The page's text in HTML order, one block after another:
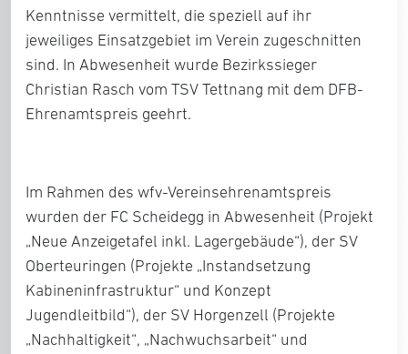
Kenntnisse vermittelt, die speziell auf ihr
jeweiliges Einsatzgebiet im Verein zugeschnitten
sind. In Abwesenheit wurde Bezirkssieger
Christian Rasch vom TSV Tettnang mit dem DFB-
Ehrenamtspreis geehrt.
Im Rahmen des wfv-Vereinsehrenamtspreis
wurden der FC Scheidegg in Abwesenheit (Projekt
„Neue Anzeigetafel inkl. Lagergebäude“), der SV
Oberteuringen (Projekte „Instandsetzung
Kabineninfrastruktur“ und Konzept
Jugendleitbild“), der SV Horgenzell (Projekte
„Nachhaltigkeit“, „Nachwuchsarbeit“ und